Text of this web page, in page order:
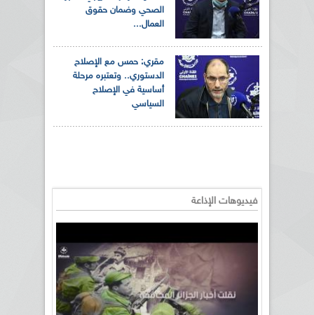
الصحي وضمان حقوق
العمال...
مقري: حمس مع الإصلاح
الدستوري.. وتعتبره مرحلة
أساسية في الإصلاح
السياسي
فيديوهات الإذاعة